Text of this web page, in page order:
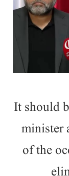
It should
minister
of the